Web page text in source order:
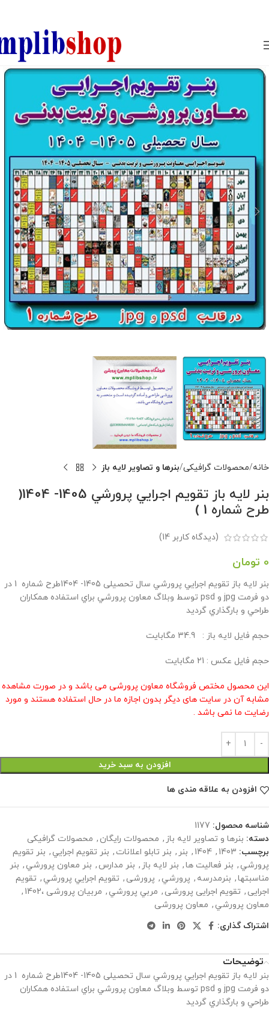
خانه محصولات گرافیکی بنرها و تصاویر لایه باز
بنر لايه باز تقويم اجرايي پرورشي 1405- 1404(
طرح شماره 1 )
(دیدگاه کاربر 14
)
0 تومان
بنر لايه باز تقويم اجرايي پرورشي سال تحصیلی 1405- 1404طرح شماره 1 در
دو فرمت jpg و psd توسط وبلاگ معاون پرورشي براي استفاده همكاران
طراحي و بارگذاري گرديد
حجم فايل لايه باز : 34.9 مگابايت
حجم فايل عكس : 21 مگابايت
این محصول مختص فروشگاه معاون پرورشی می باشد و در صورت مشاهده
مشابه آن در سایت های دیگر بدون اجازه ما در حال استفاده هستند و مورد
رضایت ما نمی باشد .
افزودن به سبد خرید
افزودن به علاقه مندی ها
شناسه محصول: 1177
دسته: بنرها و تصاویر لایه باز , محصولات رایگان , محصولات گرافیکی
برچسب: 1403
,
1404
, بنر , بنر تابلو اعلانات , بنر تقويم اجرايي , بنر تقويم
پرورشي , بنر فعاليت ها, بنر لايه باز , بنر مدارس , بنر معاون پرورشي , بنر
مناسبتها, بنرمدرسه , پرورشي , پرورشی , تقويم اجرايي پرورشي , تقویم
اجرایی , تقویم اجرایی پرورشی , مربي پرورشي , مربیان پرورشی ،1402
,
معاون پرورشي , معاون پرورشی
اشتراک گذاری:
توضیحات
بنر لايه باز تقويم اجرايي پرورشي سال تحصیلی 1405- 1404طرح شماره 1 در
دو فرمت jpg و psd توسط وبلاگ معاون پرورشي براي استفاده همكاران
طراحي و بارگذاري گرديد